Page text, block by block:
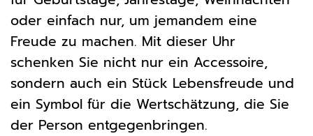
oder einfach nur, um jemandem eine
Freude zu machen. Mit dieser Uhr
schenken Sie nicht nur ein Accessoire,
sondern auch ein Stück Lebensfreude und
ein Symbol für die Wertschätzung, die Sie
der Person entgegenbringen.